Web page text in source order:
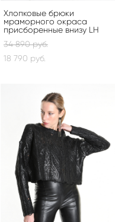
Хлопковые брюки
мраморного окраса
присборенные внизу LH
34 890 pуб.
18 790 pуб.